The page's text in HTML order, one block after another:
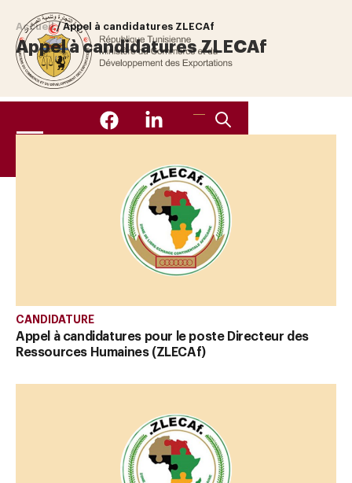
Accueil/ Appel à candidatures ZLECAf
Appel à candidatures ZLECAf
CANDIDATURE
Appel à candidatures pour le poste Directeur des
Ressources Humaines (ZLECAf)